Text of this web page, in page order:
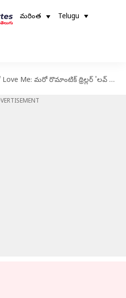
మరింత Telugu
Love Me: మరో రొమాంటిక్ థ్రిల్లర్ 'లవ్ మీ'.. ట్రైలర్‌ లాంఛింగ్ టుడే